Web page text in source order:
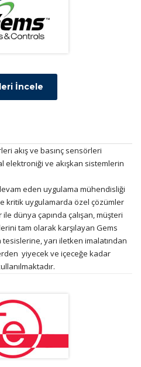
İncele
akış ve basınç sensörleri
elektroniği ve akışkan sistemlerin
eden uygulama mühendisliği
kritik uygulamarda özel çözümler
dünya çapında çalışan, müşteri
tam olarak karşılayan Gems
tesislerine, yarı iletken imalatından
yiyecek ve içeceğe kadar